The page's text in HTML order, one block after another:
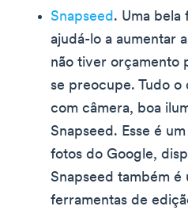
Snapseed . Uma bela
ajudá-lo a aumentar
não tiver orçamento
se preocupe. Tudo
com câmera, boa
Snapseed. Esse é
fotos do Google,
Snapseed também é
ferramentas de